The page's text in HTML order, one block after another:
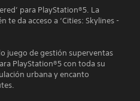
para PlayStation®5. La
da acceso a ‘Cities: Skylines -
juego de gestión superventas
PlayStation®5 con toda su
urbana y encanto